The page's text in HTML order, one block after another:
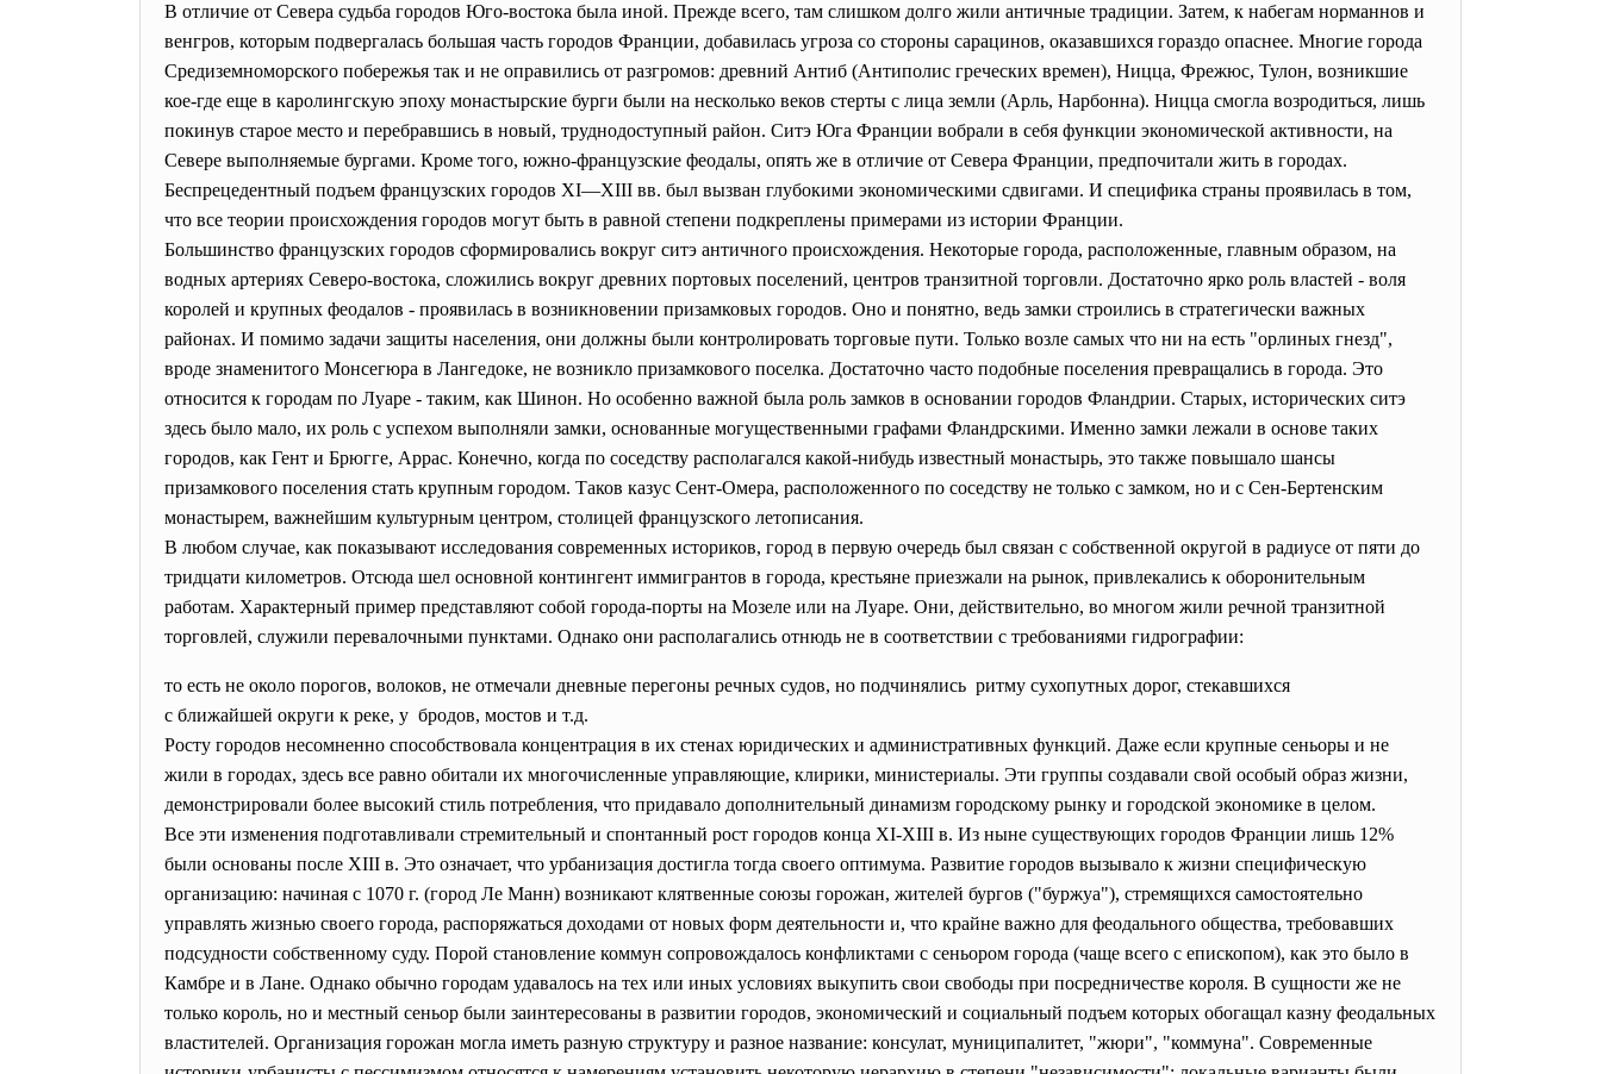
В отличие от Севера судьба городов Юго-востока была иной. Прежде всего, там слишком долго жили античные традиции. Затем, к набегам норманнов и
венгров, которым подвергалась большая часть городов Франции, добавилась угроза со стороны сарацинов, оказавшихся гораздо опаснее. Многие города
Средиземноморского побережья так и не оправились от разгромов: древний Антиб (Антиполис греческих времен), Ницца, Фрежюс, Тулон, возникшие
кое-где еще в каролингскую эпоху монастырские бурги были на несколько веков стерты с лица земли (Арль, Нарбонна). Ницца смогла возродиться, лишь
покинув старое место и перебравшись в новый, труднодоступный район. Ситэ Юга Франции вобрали в себя функции экономической активности, на
Севере выполняемые бургами. Кроме того, южно-французские феодалы, опять же в отличие от Севера Франции, предпочитали жить в городах.
Беспрецедентный подъем французских городов XI—XIII вв. был вызван глубокими экономическими сдвигами. И специфика страны проявилась в том,
что все теории происхождения городов могут быть в равной степени подкреплены примерами из истории Франции.
Большинство французских городов сформировались вокруг ситэ античного происхождения. Некоторые города, расположенные, главным образом, на
водных артериях Северо-востока, сложились вокруг древних портовых поселений, центров транзитной торговли. Достаточно ярко роль властей - воля
королей и крупных феодалов - проявилась в возникновении призамковых городов. Оно и понятно, ведь замки строились в стратегически важных
районах. И помимо задачи защиты населения, они должны были контролировать торговые пути. Только возле самых что ни на есть "орлиных гнезд",
вроде знаменитого Монсегюра в Лангедоке, не возникло призамкового поселка. Достаточно часто подобные поселения превращались в города. Это
относится к городам по Луаре - таким, как Шинон. Но особенно важной была роль замков в основании городов Фландрии. Старых, исторических ситэ
здесь было мало, их роль с успехом выполняли замки, основанные могущественными графами Фландрскими. Именно замки лежали в основе таких
городов, как Гент и Брюгге, Аррас. Конечно, когда по соседству располагался какой-нибудь известный монастырь, это также повышало шансы
призамкового поселения стать крупным городом. Таков казус Сент-Омера, расположенного по соседству не только с замком, но и с Сен-Бертенским
монастырем, важнейшим культурным центром, столицей французского летописания.
В любом случае, как показывают исследования современных историков, город в первую очередь был связан с собственной округой в радиусе от пяти до
тридцати километров. Отсюда шел основной контингент иммигрантов в города, крестьяне приезжали на рынок, привлекались к оборонительным
работам. Характерный пример представляют собой города-порты на Мозеле или на Луаре. Они, действительно, во многом жили речной транзитной
торговлей, служили перевалочными пунктами. Однако они располагались отнюдь не в соответствии с требованиями гидрографии:
то есть не около порогов, волоков, не отмечали дневные перегоны речных судов, но подчинялись ритму сухопутных дорог, стекавшихся
с ближайшей округи к реке, у бродов, мостов и т.д.
Росту городов несомненно способствовала концентрация в их стенах юридических и административных функций. Даже если крупные сеньоры и не
жили в городах, здесь все равно обитали их многочисленные управляющие, клирики, министериалы. Эти группы создавали свой особый образ жизни,
демонстрировали более высокий стиль потребления, что придавало дополнительный динамизм городскому рынку и городской экономике в целом.
Все эти изменения подготавливали стремительный и спонтанный рост городов конца XI-XIII в. Из ныне существующих городов Франции лишь 12%
были основаны после XIII в. Это означает, что урбанизация достигла тогда своего оптимума. Развитие городов вызывало к жизни специфическую
организацию: начиная с 1070 г. (город Ле Манн) возникают клятвенные союзы горожан, жителей бургов ("буржуа"), стремящихся самостоятельно
управлять жизнью своего города, распоряжаться доходами от новых форм деятельности и, что крайне важно для феодального общества, требовавших
подсудности собственному суду. Порой становление коммун сопровождалось конфликтами с сеньором города (чаще всего с епископом), как это было в
Камбре и в Лане. Однако обычно городам удавалось на тех или иных условиях выкупить свои свободы при посредничестве короля. В сущности же не
только король, но и местный сеньор были заинтересованы в развитии городов, экономический и социальный подъем которых обогащал казну феодальных
властителей. Организация горожан могла иметь разную структуру и разное название: консулат, муниципалитет, "жюри", "коммуна". Современные